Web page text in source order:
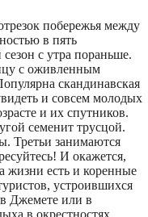
побережья между
в пять
с утра пораньше.
с оживленным
скандинавская
и совсем молодых
и их спутников.
семенит трусцой.
Третьи занимаются
И окажется,
жизни есть и коренные
устроившихся
Джемете или в
в окрестностях